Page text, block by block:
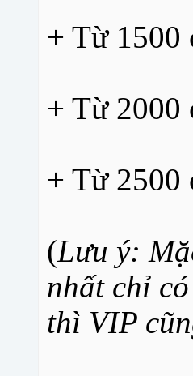
+ Từ 1500
+ Từ 2000
+ Từ 2500
(Lưu ý:
nhất chỉ
thì VIP